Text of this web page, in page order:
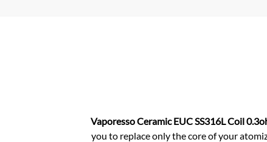
Vaporesso Ceramic EUC SS316L Coil
you to replace only the core of your